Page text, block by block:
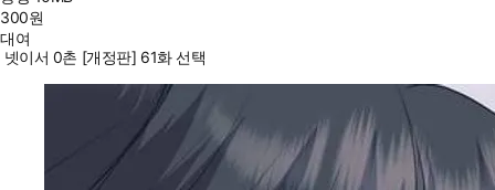
300원
대여
넷이서 0촌 [개정판] 61화 선택